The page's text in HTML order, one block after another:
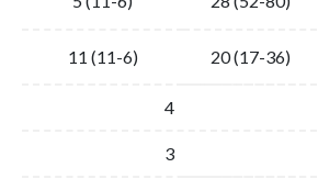
11 (11-6) 20 (17-36)
4
3